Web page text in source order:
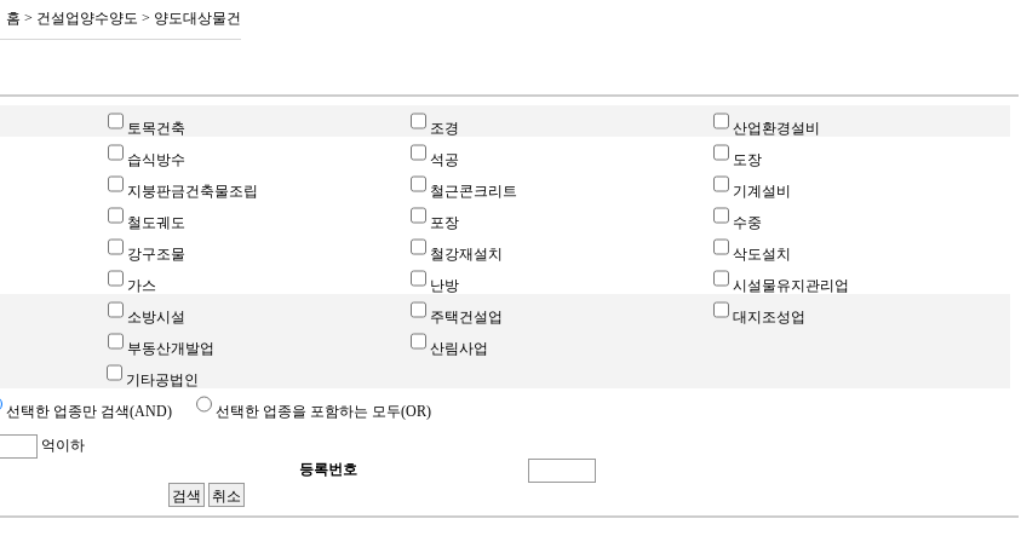
홈 > 건설업양수양도 > 양도대상물건
토목건축 조경 산업환경설비
습식방수 석공
도장
지붕판금건축물조립 철근콘크리트
기계설비
철도궤도 포장
수중
강구조물 철강재설치
삭도설치
가스 난방 시설물유지관리업
소방시설 주택건설업
대지조성업
부동산개발업
산림사업
기타공법인
선택한 업종만 검색(AND)
선택한 업종을 포함하는 모두(OR)
억이하
등록번호